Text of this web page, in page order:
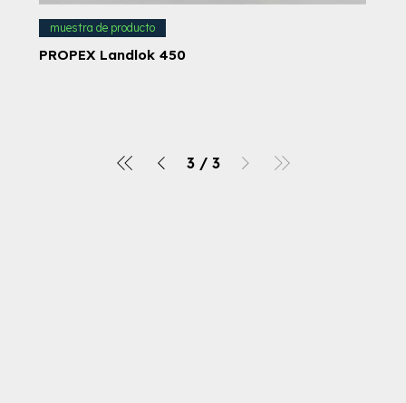
muestra de producto
PROPEX Landlok 450
3 / 3